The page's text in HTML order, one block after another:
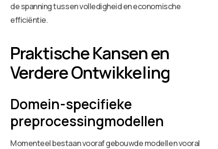
de spanning tussen volledigheid en economische
efficiëntie.
Praktische Kansen en
Verdere Ontwikkeling
Domein-specifieke
preprocessingmodellen
Momenteel bestaan vooraf gebouwde modellen vooral